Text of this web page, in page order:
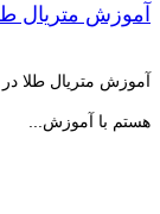
آموزش متریال
آموزش متریال طلا در
هستم با آموزش...